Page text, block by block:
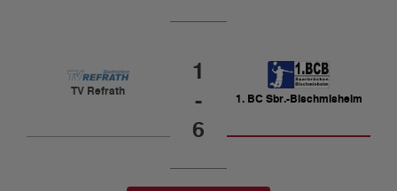
TV Refrath
1
-
6
1. BC Sbr.-Bischmisheim